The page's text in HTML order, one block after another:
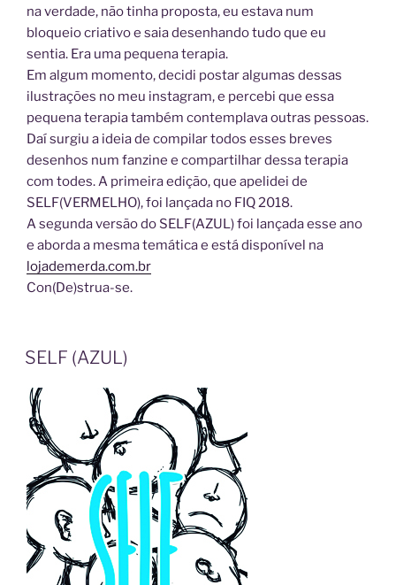
na verdade, não tinha proposta, eu estava num
bloqueio criativo e saia desenhando tudo que eu
sentia. Era uma pequena terapia.
Em algum momento, decidi postar algumas dessas
ilustrações no meu instagram, e percebi que essa
pequena terapia também contemplava outras pessoas.
Daí surgiu a ideia de compilar todos esses breves
desenhos num fanzine e compartilhar dessa terapia
com todes. A primeira edição, que apelidei de
SELF(VERMELHO), foi lançada no FIQ 2018.
A segunda versão do SELF(AZUL) foi lançada esse ano
e aborda a mesma temática e está disponível na
lojademerda.com.br
Con(De)strua-se.
SELF (AZUL)